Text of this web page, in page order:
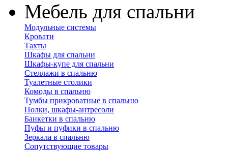
Мебель для спальни
Модульные системы
Кровати
Тахты
Шкафы для спальни
Шкафы-купе для спальни
Стеллажи в спальню
Туалетные столики
Комоды в спальню
Тумбы прикроватные в спальню
Полки, шкафы-антресоли
Банкетки в спальню
Пуфы и пуфики в спальню
Зеркала в спальню
Сопутствующие товары